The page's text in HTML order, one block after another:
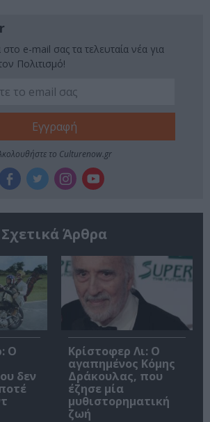
e-mail σας τα τελευταία νέα για
Πολιτισμό!
το Culturenow.gr
Σχετικά Άρθρα
Ο
δεν
Κρίστοφερ Λι: Ο
αγαπημένος Κόμης
Δράκουλας, που
έζησε μία
μυθιστορηματική
ζωή